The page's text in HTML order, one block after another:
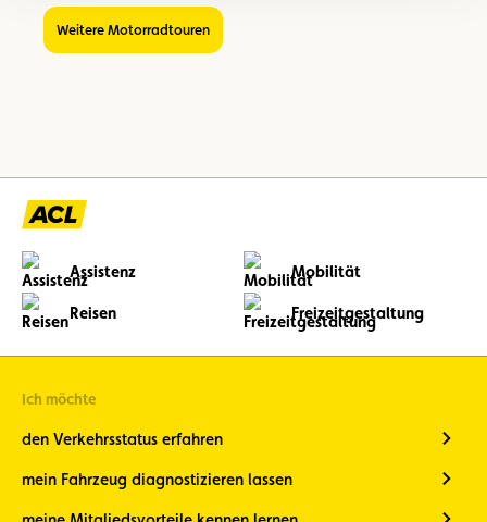
Weitere Motorradtouren
Assistenz Mobilität
Reisen Freizeitgestaltung
Ich möchte
den Verkehrsstatus erfahren
mein Fahrzeug diagnostizieren lassen